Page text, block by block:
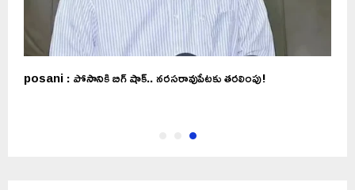
posani : పోసానికి బిగ్ షాక్.. నరసరావుపేటకు తరలింపు!